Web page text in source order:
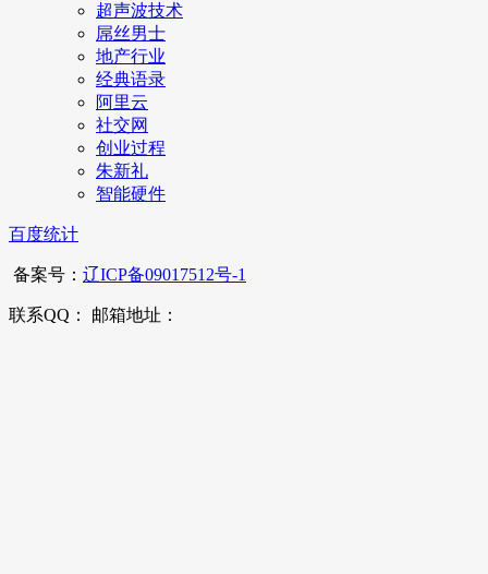
超声波技术
屌丝男士
地产行业
经典语录
阿里云
社交网
创业过程
朱新礼
智能硬件
百度统计
备案号： 辽ICP备09017512号-1
联系QQ： 邮箱地址：